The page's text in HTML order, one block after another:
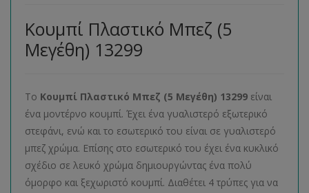
Κουμπί Πλαστικό Μπεζ (5
Μεγέθη) 13299
Το Κουμπί Πλαστικό Μπεζ (5 Μεγέθη) 13299 είναι
ένα μοντέρνο κουμπί. Έχει ένα γυαλιστερό εξωτερικό
στεφάνι, ενώ και το εσωτερικό του είναι σε γυαλιστερό
μπεζ χρώμα. Επίσης στο εσωτερικό του έχει ένα κυκλικό
σχέδιο σε λευκό χρώμα δημιουργώντας ένα πολύ
όμορφο και ξεχωριστό κουμπί. Διαθέτει 4 τρύπες για να